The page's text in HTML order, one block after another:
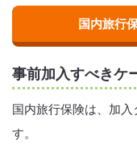
国内旅行
事前加入すべきケ
国内旅行保険は、加
す。